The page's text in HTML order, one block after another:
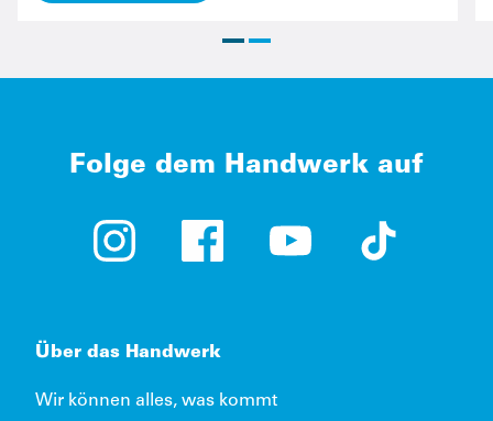
Folge dem Handwerk auf
Instagram (öffnet in neuem Tab)
Facebook (öffnet in neuem Tab)
YouTube (öffnet in
TikTok
Über das Handwerk
Wir können alles, was kommt